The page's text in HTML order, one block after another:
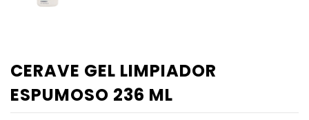
CERAVE GEL LIMPIADOR
ESPUMOSO 236 ML